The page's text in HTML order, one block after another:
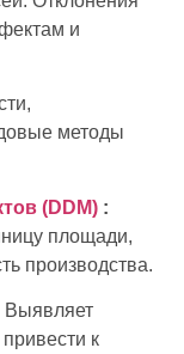
и
методы
(DDM) :
площади,
производства.
Выявляет
к